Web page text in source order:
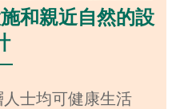
和親近自然的設
士均可健康生活